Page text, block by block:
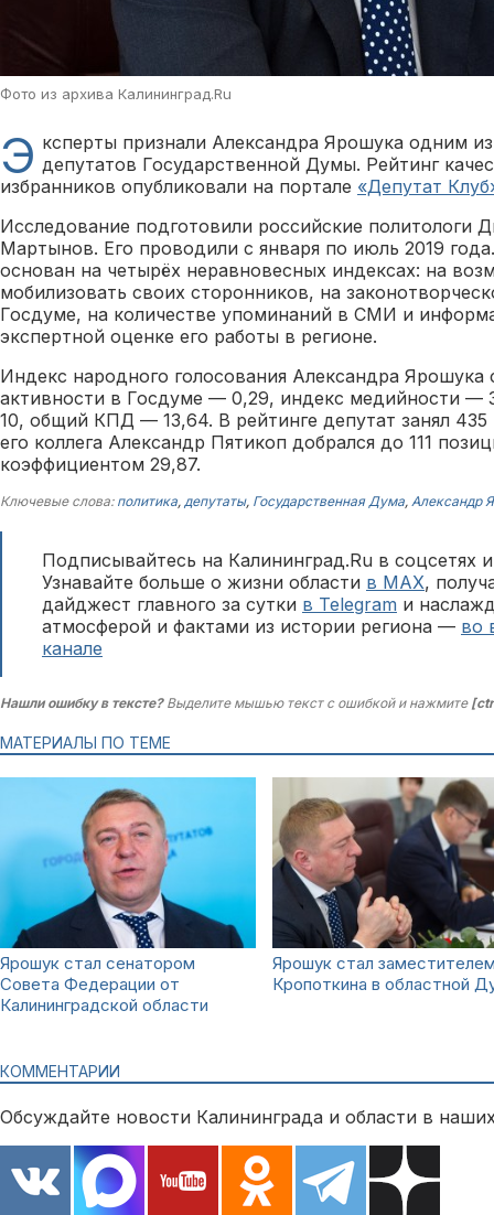
Фото из архива Калининград.Ru
Э ксперты признали Александра Ярошука одним
депутатов Государственной Думы. Рейтинг
избранников опубликовали на портале «Депутат
Исследование подготовили российские политологи
Мартынов. Его проводили с января по июль 2019
основан на четырёх неравновесных индексах: на
мобилизовать своих сторонников, на
Госдуме, на количестве упоминаний в СМИ и
экспертной оценке его работы в регионе.
Индекс народного голосования Александра Ярошука
активности в Госдуме — 0,29, индекс медийности —
10, общий КПД — 13,64. В рейтинге депутат занял
его коллега Александр Пятикоп добрался до 111
коэффициентом 29,87.
Ключевые слова: политика, депутаты, Государственная Дума, Александр
Подписывайтесь на Калининград.Ru в соцсетях
Узнавайте больше о жизни области в MAX,
дайджест главного за сутки в Telegram и
атмосферой и фактами из истории региона — во
канале
Нашли ошибку в тексте?Выделите мышью текст с ошибкой и нажмите
МАТЕРИАЛЫ ПО ТЕМЕ
Ярошук стал сенатором
Совета Федерации от
Калининградской области
Ярошук стал
Кропоткина в областной
КОММЕНТАРИИ
Обсуждайте новости Калининграда и области в